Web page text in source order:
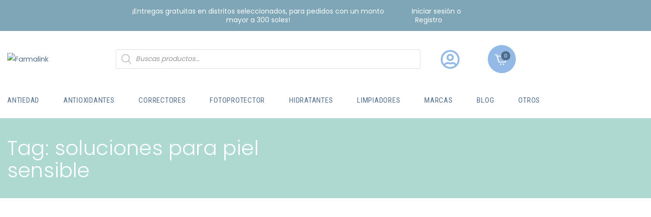
¡Entregas gratuitas en distritos seleccionados, para pedidos con un monto
mayor a 300 soles!
Iniciar sesión o
Registro
0
ANTIEDAD ANTIOXIDANTES CORRECTORES FOTOPROTECTOR HIDRATANTES LIMPIADORES MARCAS BLOG OTROS
Tag: soluciones para piel
sensible